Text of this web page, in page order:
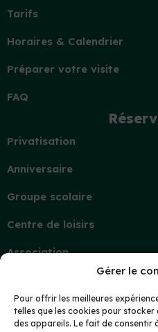
Gérer le
Pour offrir les meilleures
telles que les cookies pour
des appareils. Le fait de consentir
Tarifs
Horaires & Calendrier
Préparer votre visite
FAQ
Privatisation
Anniversaire
Groupe scolaire
Centre de loisirs
Association
Demande d’information
Mon compte